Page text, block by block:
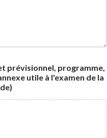
prévisionnel, programme,
utile à l'examen de la